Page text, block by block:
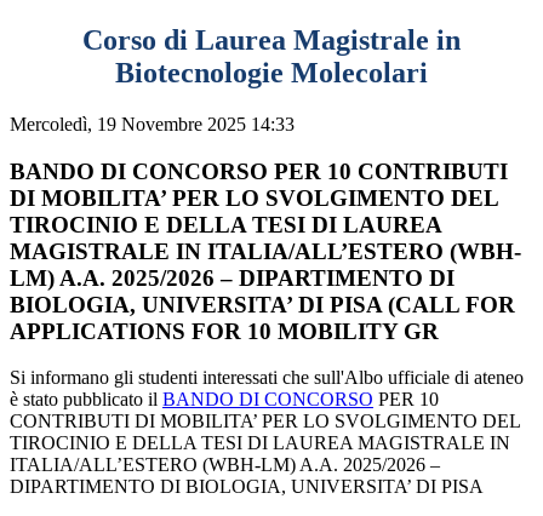
Corso di Laurea Magistrale in
Biotecnologie Molecolari
Mercoledì, 19 Novembre 2025 14:33
BANDO DI CONCORSO PER 10 CONTRIBUTI
DI MOBILITA’ PER LO SVOLGIMENTO DEL
TIROCINIO E DELLA TESI DI LAUREA
MAGISTRALE IN ITALIA/ALL’ESTERO (WBH-
LM) A.A. 2025/2026 – DIPARTIMENTO DI
BIOLOGIA, UNIVERSITA’ DI PISA (CALL FOR
APPLICATIONS FOR 10 MOBILITY GR
Si informano gli studenti interessati che sull'Albo ufficiale di ateneo
è stato pubblicato il BANDO DI CONCORSO PER 10
CONTRIBUTI DI MOBILITA’ PER LO SVOLGIMENTO DEL
TIROCINIO E DELLA TESI DI LAUREA MAGISTRALE IN
ITALIA/ALL’ESTERO (WBH-LM) A.A. 2025/2026 –
DIPARTIMENTO DI BIOLOGIA, UNIVERSITA’ DI PISA